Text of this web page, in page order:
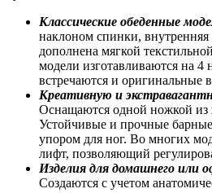
Классические обеденные
наклоном спинки,
дополнена мягкой
модели изготавливаются на 4
встречаются и оригинальные
Креативную и
Оснащаются одной ножкой из
Устойчивые и прочные
упором для ног. Во многих
лифт, позволяющий
Изделия для домашнего или
Создаются с учетом